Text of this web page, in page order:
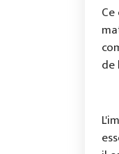
de